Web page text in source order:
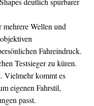
mehrere Wellen und
Fahreindruck.
Testsieger zu küren.
Vielmehr kommt es
eigenen Fahrstil,
passt.